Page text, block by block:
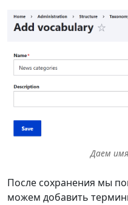
Даем
После сохранения мы
можем добавить